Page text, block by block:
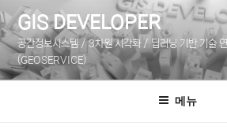
텐
츠
로
바
GIS DEVELOPER
공간정보시스템 / 3차원 시각화 / 딥러닝 기반 기술
(GEOSERVICE)
메뉴